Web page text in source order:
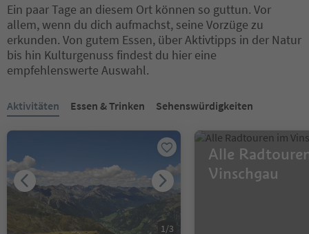
Ein paar Tage an diesem Ort können so guttun. Vor
allem, wenn du dich aufmachst, seine Vorzüge zu
erkunden. Von gutem Essen, über Aktivtipps in der Natur
bis hin Kulturgenuss findest du hier eine
empfehlenswerte Auswahl.
Aktivitäten Essen & Trinken Sehenswürdigkeiten
1/3
Alle
Vinschgau